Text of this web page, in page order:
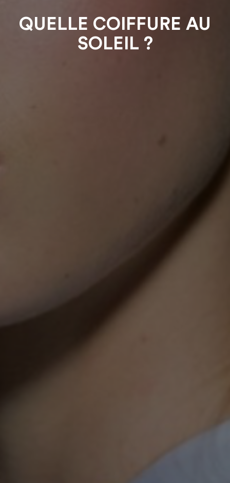
QUELLE COIFFURE AU
SOLEIL ?